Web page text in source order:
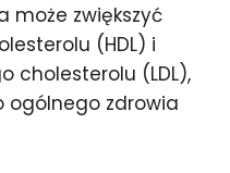
może zwiększyć
(HDL) i
cholesterolu (LDL),
ogólnego zdrowia